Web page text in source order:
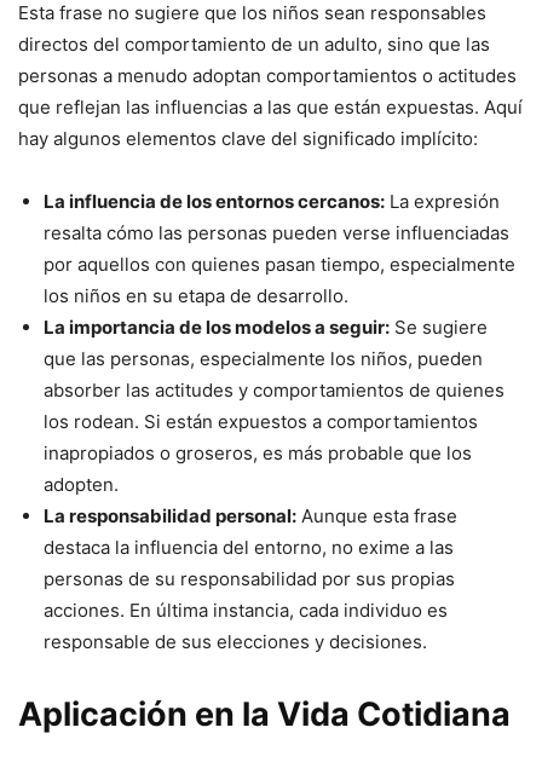
Esta frase no sugiere que los niños sean responsables
directos del comportamiento de un adulto, sino que las
personas a menudo adoptan comportamientos o actitudes
que reflejan las influencias a las que están expuestas. Aquí
hay algunos elementos clave del significado implícito:
La influencia de los entornos cercanos: La expresión
resalta cómo las personas pueden verse influenciadas
por aquellos con quienes pasan tiempo, especialmente
los niños en su etapa de desarrollo.
La importancia de los modelos a seguir: Se sugiere
que las personas, especialmente los niños, pueden
absorber las actitudes y comportamientos de quienes
los rodean. Si están expuestos a comportamientos
inapropiados o groseros, es más probable que los
adopten.
La responsabilidad personal: Aunque esta frase
destaca la influencia del entorno, no exime a las
personas de su responsabilidad por sus propias
acciones. En última instancia, cada individuo es
responsable de sus elecciones y decisiones.
Aplicación en la Vida Cotidiana